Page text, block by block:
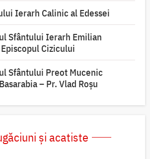
Ierarh Calinic al Edessei
Sfântului Ierarh Emilian
Cizicului
Sfântului Preot Mucenic
– Pr. Vlad Roșu
și acatiste